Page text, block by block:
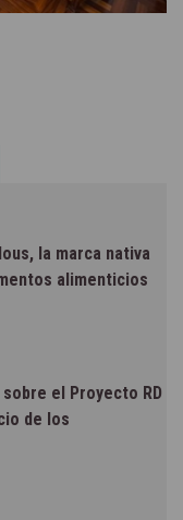
la marca nativa
alimenticios
sobre el Proyecto RD
de los